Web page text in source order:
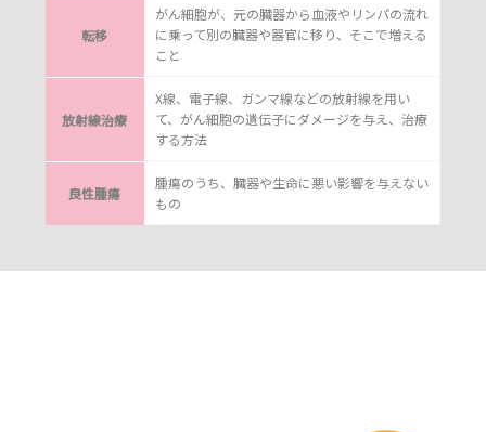
転移
がん細胞が、元の臓器から血液やリンパの流れ
に乗って別の臓器や器官に移り、そこで増える
こと
放射線治療
X線、電子線、ガンマ線などの放射線を用い
て、がん細胞の遺伝子にダメージを与え、治療
する方法
良性腫瘍
腫瘍のうち、臓器や生命に悪い影響を与えない
もの